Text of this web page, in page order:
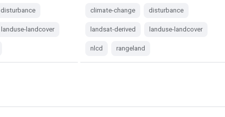
disturbance
landuse-landcover
climate-change disturbance
landsat-derived landuse-landcover
nlcd rangeland